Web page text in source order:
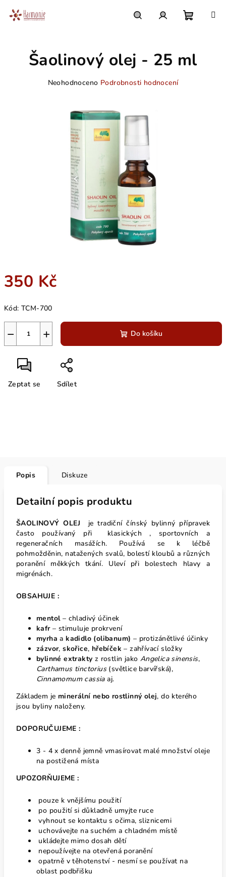
obsah
košík
350 Kč
cena:
Kód: TCM-700
+
− Do košíku
Zeptat se Sdílet
Šaolinový olej - 25 ml
Průměrné
hvězdiček.
Neohodnoceno Podrobnosti hodnocení
Popis Diskuze
Detailní popis produktu
ŠAOLINOVÝ OLEJ
je tradiční čínský bylinný přípravek
často používaný při klasických , sportovních a
regeneračních masážích. Používá se k léčbě
pohmožděnin, natažených svalů, bolestí kloubů a různých
poranění měkkých tkání. Uleví při bolestech hlavy a
migrénách.
OBSAHUJE :
mentol– chladivý účinek
kafr– stimuluje prokrvení
myrha a kadidlo (olibanum) – protizánětlivé účinky
zázvor,skořice, hřebíček – zahřívací složky
bylinné extrakty z rostlin jako Angelica sinensis,
Carthamus tinctorius(světlice barvířská),
Cinnamomum cassiaaj.
Základem je minerální nebo rostlinný olej, do kterého
jsou byliny naloženy.
DOPORUČUJEME :
3 - 4 x denně jemně vmasírovat malé množství oleje
na postižená místa
UPOZORŇUJEME :
pouze k vnějšímu použití
po použití si důkladně umyjte ruce
vyhnout se kontaktu s očima, sliznicemi
uchovávejte na suchém a chladném místě
ukládejte mimo dosah dětí
nepoužívejte na otevřená poranění
opatrně v těhotenství - nesmí se používat na
oblast podbřišku